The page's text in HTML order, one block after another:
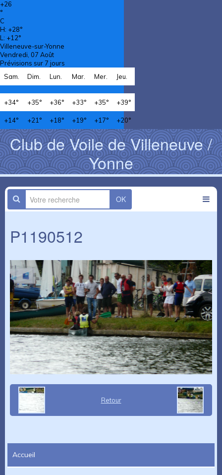
+26
°
C
H: +28°
L: +12°
Villeneuve-sur-Yonne
Vendredi, 07 Août
Prévisions sur 7 jours
Sam.
Dim. Lun. Mar. Mer. Jeu.
+34° +35° +36° +33° +35° +39°
+14° +21° +18° +19° +17° +20°
Club de Voile de Villeneuve /
Yonne
OK
P1190512
Retour
Accueil